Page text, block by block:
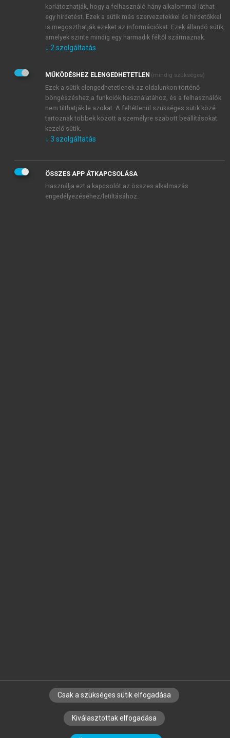
Kérek értesítést a MeRSZ újdonságairól, akcióiról.
Kérek értesítést az Akadémiai Kiadó Zrt. újdonságairól,
Adatkezelési tájékoztatóbanfoglaltakat tudomásul
veszem és elfogadom.
Általános vásárlási feltételeket, valamint a szotar.netés a
mersz.huoldalak licencszerződéseiben foglaltakat
tudomásul veszem és elfogadom.
KIPRÓBÁLOM
SZERZŐKNEK CÉGEKNEK KÖNYVTÁROSOKNAK
SZERKESZTÉSI ÉS LEKTORÁLÁSI ALAPELVEK
korlátozhatják, hogy a felhasználó hány alkalommal láthat
egy hirdetést. Ezek a sütik más szervezetekkel és hirdetőkkel
is megoszthatják ezeket az információkat. Ezek állandó sütik,
amelyek szinte mindig egy harmadik féltől származnak.
↓ 2 szolgáltatás
MŰKÖDÉSHEZ ELENGEDHETETLEN (mindig szükséges)
Ezek a sütik elengedhetetlenek az oldalunkon történő
böngészéshez,a funkciók használatához, és a felhasználók
nem tilthatják le azokat. A feltétlenül szükséges sütik közé
tartoznak többek között a személyre szabott beállításokat
kezelő sütik.
↓ 3 szolgáltatás
ÖSSZES APP ÁTKAPCSOLÁSA
Használja ezt a kapcsolót az összes alkalmazás
engedélyezéséhez/letiltásához.
Csak a szükséges sütik elfogadása
Kiválasztottak elfogadása